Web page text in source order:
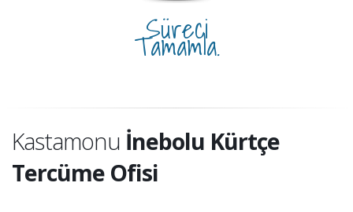
Süreci
Tamamla.
Kastamonu İnebolu Kürtçe
Tercüme Ofisi